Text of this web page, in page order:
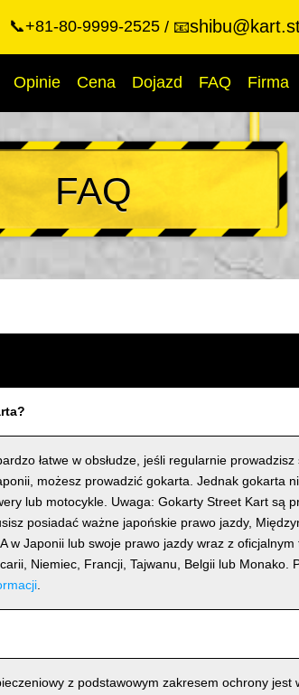
📞+81-80-9999-2525 📧
Opinie Cena Dojazd FAQ Firma
FAQ
łatwe w obsłudze, jeśli regularnie prowadzisz
możesz prowadzić gokarta. Jednak gokarta
lub motocykle. Uwaga: Gokarty Street Kart są
posiadać ważne japońskie prawo jazdy,
w Japonii lub swoje prawo jazdy wraz z oficjalnym
Niemiec, Francji, Tajwanu, Belgii lub Monako.
z podstawowym zakresem ochrony jest